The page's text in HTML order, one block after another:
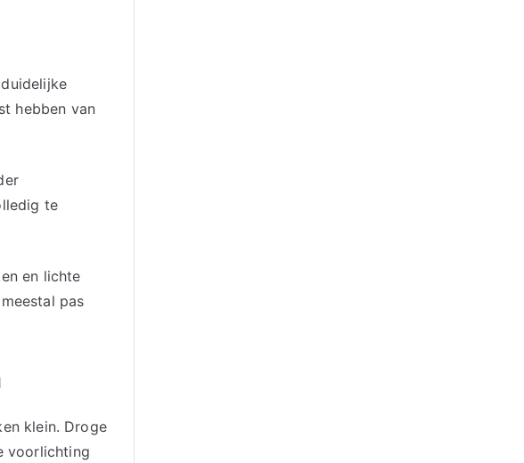
hebben van
te
en lichte
pas
klein. Droge
voorlichting